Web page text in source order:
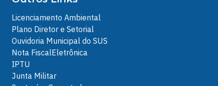
Licenciamento Ambiental
Plano Diretor e Setorial
Ouvidoria Municipal do SUS
Nota FiscalEletrônica
IPTU
Junta Militar